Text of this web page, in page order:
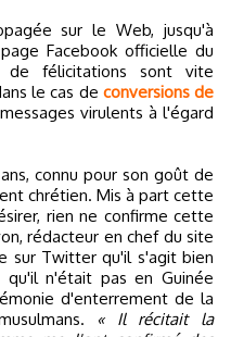
sur le Web, jusqu'à
Facebook officielle du
de félicitations sont vite
le cas de conversions de
virulents à l'égard
connu pour son goût de
chrétien. Mis à part cette
rien ne confirme cette
rédacteur en chef du site
sur Twitter qu'il s'agit bien
n'était pas en Guinée
d'enterrement de la
« Il récitait la